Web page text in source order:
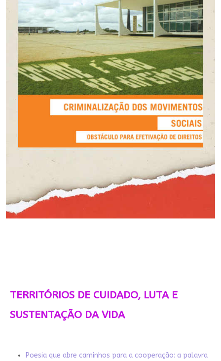
TERRITÓRIOS DE CUIDADO, LUTA E
SUSTENTAÇÃO DA VIDA
Poesia que abre caminhos para a cooperação: a palavra